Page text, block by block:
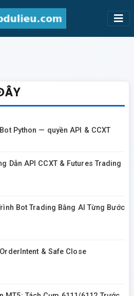
Python — quyền API & CCXT
Dẫn API CCXT & Futures Trading
Bot Trading Bằng AI Từng Bước
& Safe Close